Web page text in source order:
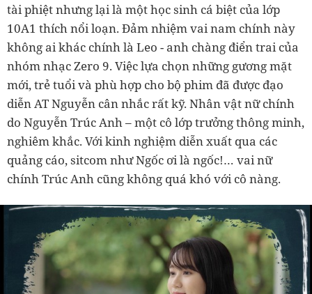
tài phiệt nhưng lại là một học sinh cá biệt của lớp
10A1 thích nổi loạn. Đảm nhiệm vai nam chính này
không ai khác chính là Leo - anh chàng điển trai của
nhóm nhạc Zero 9. Việc lựa chọn những gương mặt
mới, trẻ tuổi và phù hợp cho bộ phim đã được đạo
diễn AT Nguyễn cân nhắc rất kỹ. Nhân vật nữ chính
do Nguyễn Trúc Anh – một cô lớp trưởng thông minh,
nghiêm khắc. Với kinh nghiệm diễn xuất qua các
quảng cáo, sitcom như Ngốc ơi là ngốc!… vai nữ
chính Trúc Anh cũng không quá khó với cô nàng.